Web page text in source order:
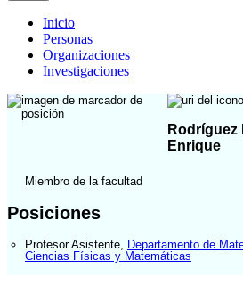
Inicio
Personas
Organizaciones
Investigaciones
Rodríguez
Enrique
Miembro de la facultad
Posiciones
Profesor Asistente Departamento de
Ciencias Físicas y Matemáticas